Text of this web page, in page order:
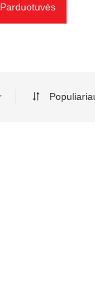
Parduotuvės